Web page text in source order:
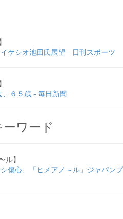
ケシオ池田氏展望 - 日刊スポーツ
６５歳 - 毎日新聞
ワード
】
傷心、「ヒメアノ～ル」ジャパンプ